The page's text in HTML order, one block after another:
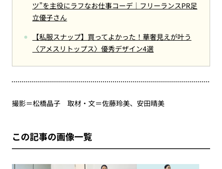
ツ”を主役にラフなお仕事コーデ｜フリーランスPR足
立優子さん
【私服スナップ】買ってよかった！華奢見えが叶う
〈アメスリトップス〉優秀デザイン4選
撮影＝松橋晶子 取材・文＝佐藤玲美、安田晴美
この記事の画像一覧